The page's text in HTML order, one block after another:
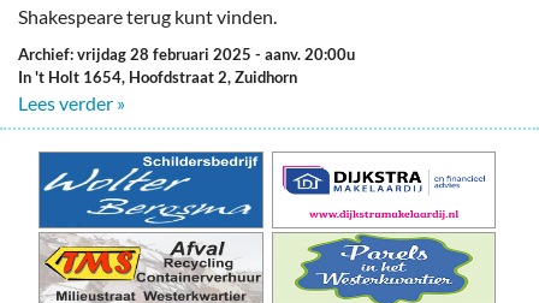
Shakespeare terug kunt vinden.
Archief: vrijdag 28 februari 2025 - aanv. 20:00u
In 't Holt 1654, Hoofdstraat 2, Zuidhorn
Lees verder »